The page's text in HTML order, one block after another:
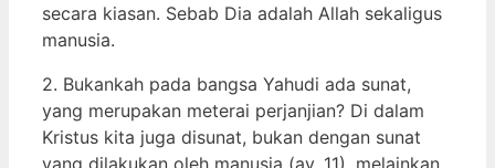
secara kiasan. Sebab Dia adalah Allah sekaligus
manusia.
2. Bukankah pada bangsa Yahudi ada sunat,
yang merupakan meterai perjanjian? Di dalam
Kristus kita juga disunat, bukan dengan sunat
yang dilakukan oleh manusia (ay. 11), melainkan